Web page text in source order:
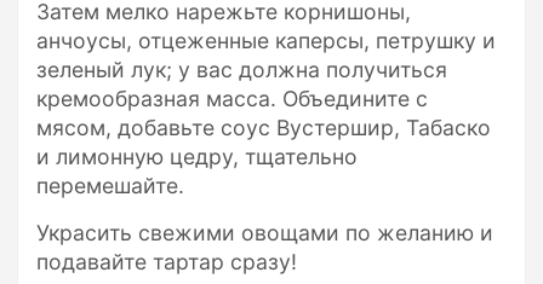
Затем мелко нарежьте корнишоны,
анчоусы, отцеженные каперсы, петрушку и
зеленый лук; у вас должна получиться
кремообразная масса. Объедините с
мясом, добавьте соус Вустершир, Табаско
и лимонную цедру, тщательно
перемешайте.
Украсить свежими овощами по желанию и
подавайте тартар сразу!